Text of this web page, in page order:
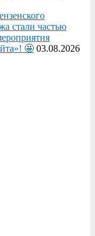
стали частью
🤩 03.08.2026